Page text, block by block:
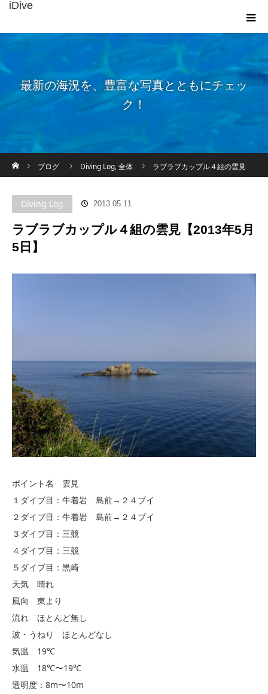
iDive
最新の海況を、豊富な写真とともにチェッ
ク！
ブログ
Diving Log,全体 ラブラブカップル４組の雲見
Diving Log 2013.05.11
ラブラブカップル４組の雲見【2013年5月
5日】
ポイント名 雲見
１ダイブ目：牛着岩 島前→２４ブイ
２ダイブ目：牛着岩 島前→２４ブイ
３ダイブ目：三競
４ダイブ目：三競
５ダイブ目：黒崎
天気 晴れ
風向 東より
流れ ほとんど無し
波・うねり ほとんどなし
気温 19℃
水温 18℃〜19℃
透明度：8m〜10m